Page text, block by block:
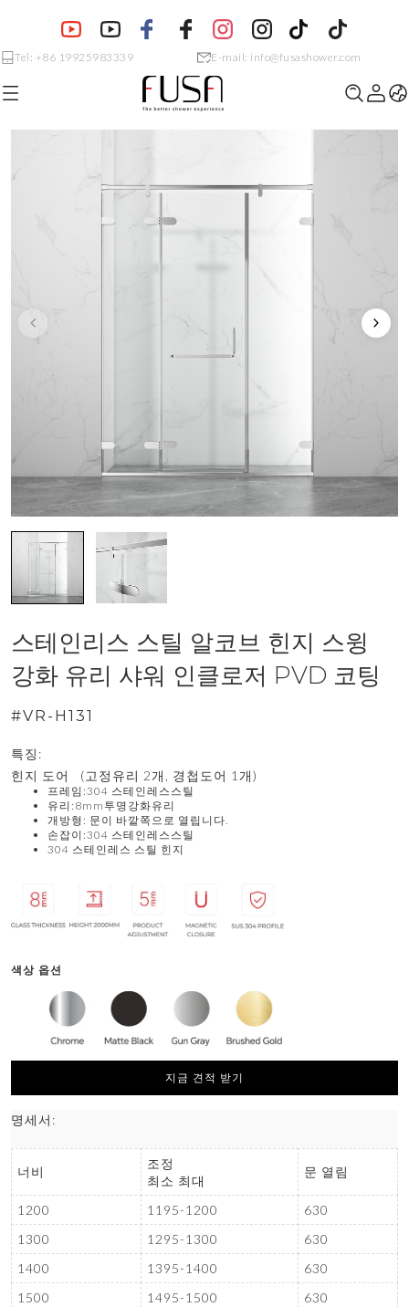
Tel: +86 19925983339 E-mail: info@fusashower.com
스테인리스 스틸 알코브 힌지 스윙
강화 유리 샤워 인클로저 PVD 코팅
#VR-H131
특징:
힌지 도어 (고정유리 2개, 경첩도어 1개)
프레임:304 스테인레스스틸
유리:8mm투명강화유리
개방형: 문이 바깥쪽으로 열립니다.
손잡이:304 스테인레스스틸
304 스테인레스 스틸 힌지
색상 옵션
지금 견적 받기
명세서:
너비
조정
최소 최대
문 열림
1200 1195-1200
630
1300
1295-1300
630
1400
1395-1400
630
1500
1495-1500
630